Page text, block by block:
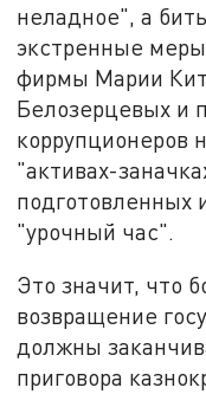
неладное", а
экстренные
фирмы Марии
Белозерцевых и
коррупционеров
"активах-
подготовленных
"урочный час".
Это значит, что
возвращение
должны
приговора